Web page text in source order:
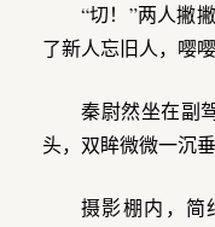
“切！”两人撇
了新人忘旧人，嘤
秦尉然坐在副
头，双眸微微一沉
摄影棚内，简